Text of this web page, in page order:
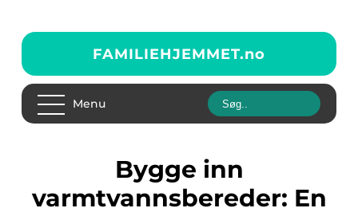
FAMILIEHJEMMET.no
Menu
Bygge inn
varmtvannsbereder: En